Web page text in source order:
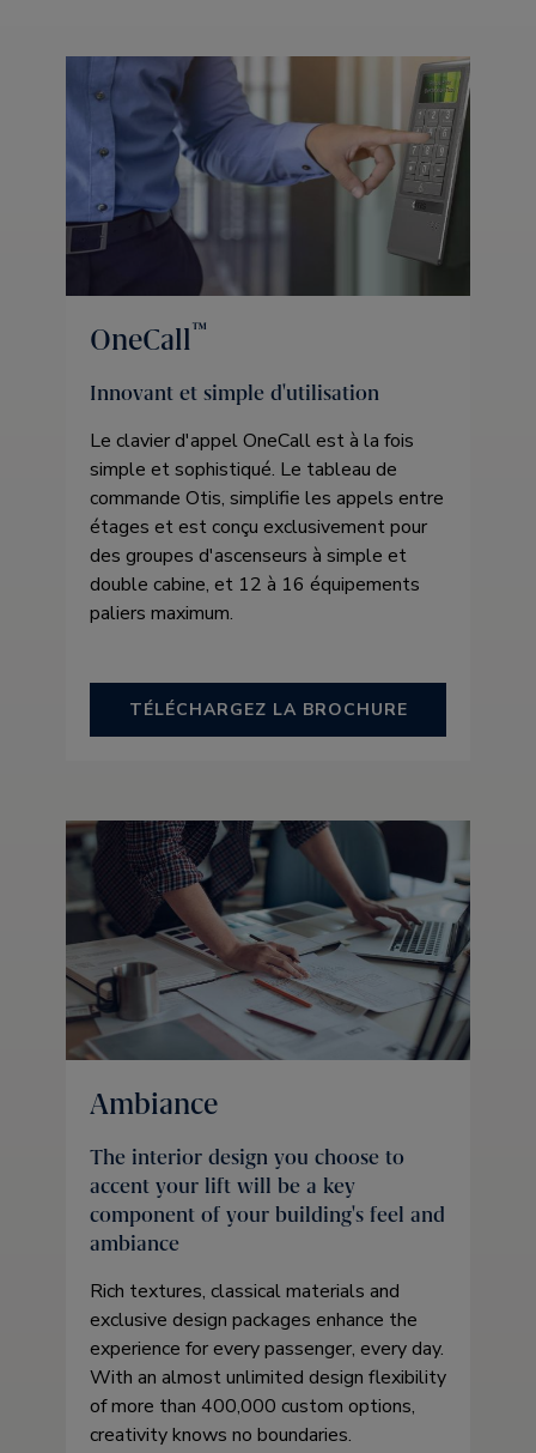
OneCall™
Innovant et simple d'utilisation
Le clavier d'appel OneCall est à la fois
simple et sophistiqué. Le tableau de
commande Otis, simplifie les appels entre
étages et est conçu exclusivement pour
des groupes d'ascenseurs à simple et
double cabine, et 12 à 16 équipements
paliers maximum.
TÉLÉCHARGEZ LA BROCHURE
Ambiance
The interior design you choose to
accent your lift will be a key
component of your building's feel and
ambiance
Rich textures, classical materials and
exclusive design packages enhance the
experience for every passenger, every day.
With an almost unlimited design flexibility
of more than 400,000 custom options,
creativity knows no boundaries.